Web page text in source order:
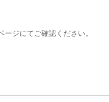
ジにてご確認ください。